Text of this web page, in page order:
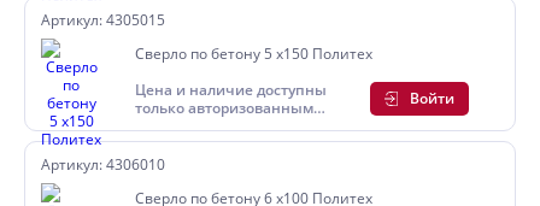
Артикул: 4305015
Сверло по бетону 5 х150 Политех
Цена и наличие доступны
только авторизованным
пользователям
Войти
Артикул: 4306010
Сверло по бетону 6 х100 Политех